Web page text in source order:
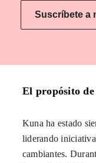
Suscríbete a
El propósito
Kuna ha estado
liderando
cambiantes.